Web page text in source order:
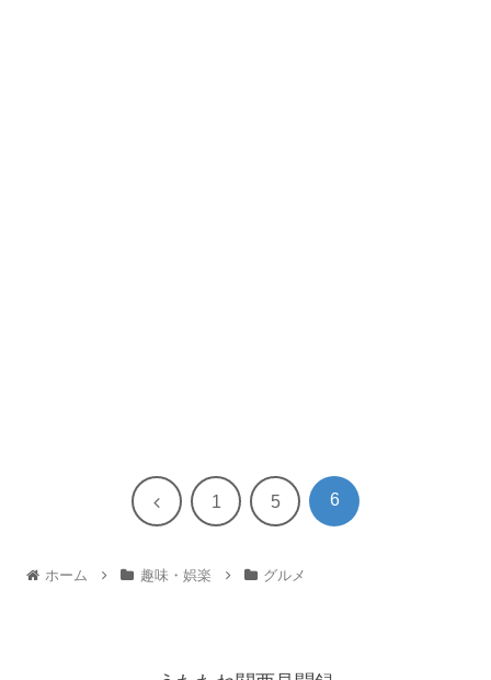
前 1 5 6
ホーム 趣味・娯楽 グルメ